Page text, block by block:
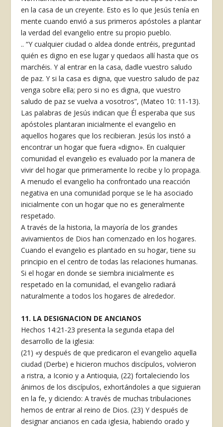
en la casa de un creyente. Esto es lo que Jesús tenía en
mente cuando envió a sus primeros apóstoles a plantar
la verdad del evangelio entre su propio pueblo.
.. “Y cualquier ciudad o aldea donde entréis, preguntad
quién es digno en ese lugar y quedaos allí hasta que os
marchéis. Y al entrar en la casa, dadle vuestro saludo
de paz. Y si la casa es digna, que vuestro saludo de paz
venga sobre ella; pero si no es digna, que vuestro
saludo de paz se vuelva a vosotros”, (Mateo 10: 11-13).
Las palabras de Jesús indican que Él esperaba que sus
apóstoles plantaran inicialmente el evangelio en
aquellos hogares que los recibieran. Jesús los instó a
encontrar un hogar que fuera «digno». En cualquier
comunidad el evangelio es evaluado por la manera de
vivir del hogar que primeramente lo recibe y lo propaga.
A menudo el evangelio ha confrontado una reacción
negativa en una comunidad porque se le ha asociado
inicialmente con un hogar que no es generalmente
respetado.
A través de la historia, la mayoría de los grandes
avivamientos de Dios han comenzado en los hogares.
Cuando el evangelio es plantado en su hogar, tiene su
principio en el centro de todas las relaciones humanas.
Si el hogar en donde se siembra inicialmente es
respetado en la comunidad, el evangelio radiará
naturalmente a todos los hogares de alrededor.
11. LA DESIGNACION DE ANCIANOS
Hechos 14:21-23 presenta la segunda etapa del
desarrollo de la iglesia:
(21) «y después de que predicaron el evangelio aquella
ciudad (Derbe) e hicieron muchos discípulos, volvieron
a ristra, a Iconio y a Antioquia, (22) fortaleciendo los
ánimos de los discípulos, exhortándoles a que siguieran
en la fe, y diciendo: A través de muchas tribulaciones
hemos de entrar al reino de Dios. (23) Y después de
designar ancianos en cada iglesia, habiendo orado y